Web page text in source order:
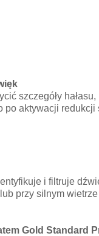
szczegóły
aktywacji
i filtruje
przy silnym
Gold Standard